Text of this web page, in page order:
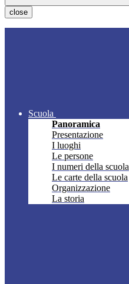
close
Scuola
Panoramica
Presentazione
I luoghi
Le persone
I numeri della scuola
Le carte della scuola
Organizzazione
La storia